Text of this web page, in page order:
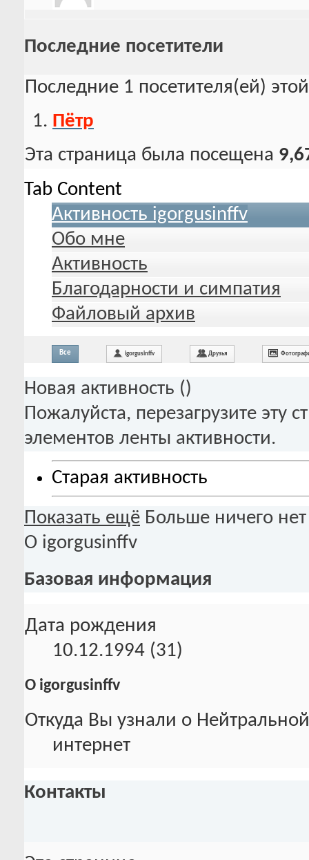
Последние посетители
Последние 1 посетителя(ей)
Пётр
Эта страница была посещена
Tab Content
Активность igorgusinffv
Обо мне
Активность
Благодарности и симпатия
Файловый архив
Все igorgusinffv Друзья
Новая активность ()
Пожалуйста, перезагрузите эту
элементов ленты активности.
Старая активность
Показать ещё Больше ничего нет
О igorgusinffv
Базовая информация
Дата рождения
10.12.1994 (31)
О igorgusinffv
Откуда Вы узнали о
интернет
Контакты